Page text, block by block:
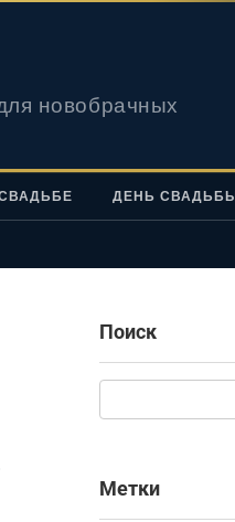
новобрачных
ДЕНЬ СВАДЬБЫ
Поиск
Метки